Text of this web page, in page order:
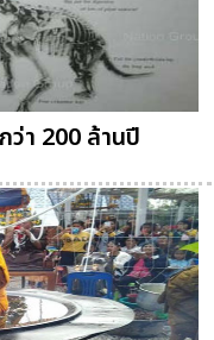
ว่า 200 ล้านปี